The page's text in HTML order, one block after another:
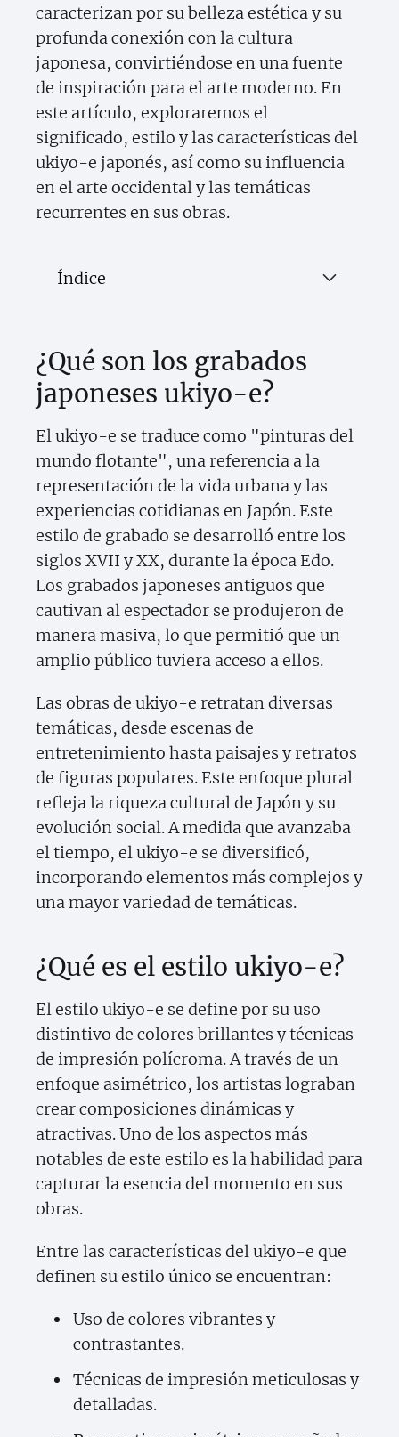
caracterizan por su belleza estética y su
profunda conexión con la cultura
japonesa, convirtiéndose en una fuente
de inspiración para el arte moderno. En
este artículo, exploraremos el
significado, estilo y las características del
ukiyo-e japonés, así como su influencia
en el arte occidental y las temáticas
recurrentes en sus obras.
Índice
¿Qué son los grabados
japoneses ukiyo-e?
El ukiyo-e se traduce como "pinturas del
mundo flotante", una referencia a la
representación de la vida urbana y las
experiencias cotidianas en Japón. Este
estilo de grabado se desarrolló entre los
siglos XVII y XX, durante la época Edo.
Los grabados japoneses antiguos que
cautivan al espectador se produjeron de
manera masiva, lo que permitió que un
amplio público tuviera acceso a ellos.
Las obras de ukiyo-e retratan diversas
temáticas, desde escenas de
entretenimiento hasta paisajes y retratos
de figuras populares. Este enfoque plural
refleja la riqueza cultural de Japón y su
evolución social. A medida que avanzaba
el tiempo, el ukiyo-e se diversificó,
incorporando elementos más complejos y
una mayor variedad de temáticas.
¿Qué es el estilo ukiyo-e?
El estilo ukiyo-e se define por su uso
distintivo de colores brillantes y técnicas
de impresión polícroma. A través de un
enfoque asimétrico, los artistas lograban
crear composiciones dinámicas y
atractivas. Uno de los aspectos más
notables de este estilo es la habilidad para
capturar la esencia del momento en sus
obras.
Entre las características del ukiyo-e que
definen su estilo único se encuentran:
Uso de colores vibrantes y
contrastantes.
Técnicas de impresión meticulosas y
detalladas.